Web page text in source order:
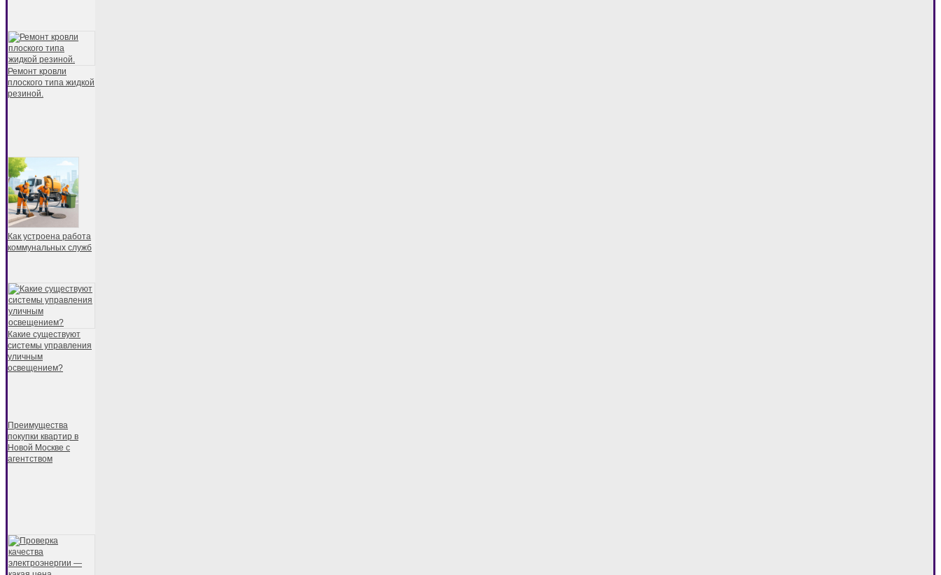
Ремонт кровли
плоского типа жидкой
резиной.
Как устроена работа
коммунальных служб
Какие существуют
системы управления
уличным
освещением?
Преимущества
покупки квартир в
Новой Москве с
агентством